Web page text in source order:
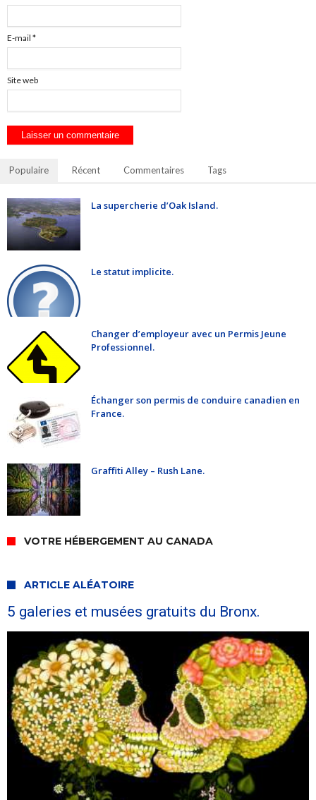
E-mail *
Site web
Populaire Récent Commentaires Tags
La supercherie d’Oak Island.
Le statut implicite.
Changer d’employeur avec un Permis Jeune
Professionnel.
Échanger son permis de conduire canadien en
France.
Graffiti Alley – Rush Lane.
VOTRE HÉBERGEMENT AU CANADA
ARTICLE ALÉATOIRE
5 galeries et musées gratuits du Bronx.